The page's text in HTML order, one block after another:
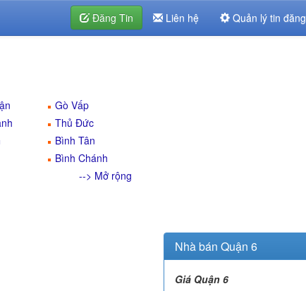
Đăng Tin Liên hệ Quản lý tin đăng
Gò Vấp
Thủ Đức
Bình Tân
Bình Chánh
--> Mở rộng
Nhà bán Quận 6
Giá Quận 6